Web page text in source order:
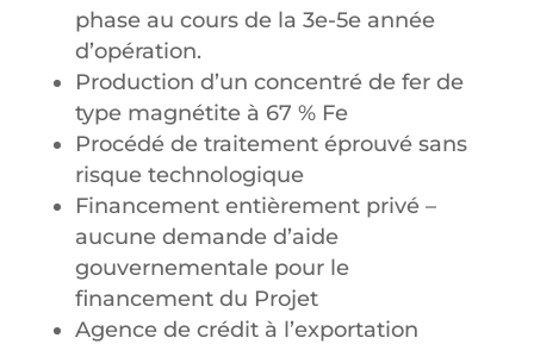
phase au cours de la 3e-5e année
d’opération.
Production d’un concentré de fer de
type magnétite à 67 % Fe
Procédé de traitement éprouvé sans
risque technologique
Financement entièrement privé –
aucune demande d’aide
gouvernementale pour le
financement du Projet
Agence de crédit à l’exportation